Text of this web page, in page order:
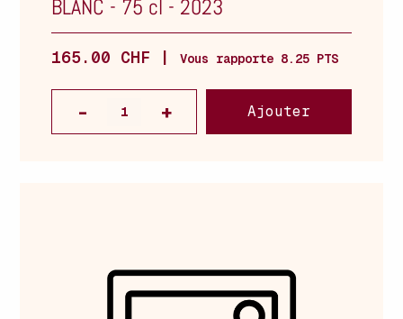
BLANC - 75 cl - 2023
165.00 CHF | Vous rapporte 8.25 PTS
Ajouter